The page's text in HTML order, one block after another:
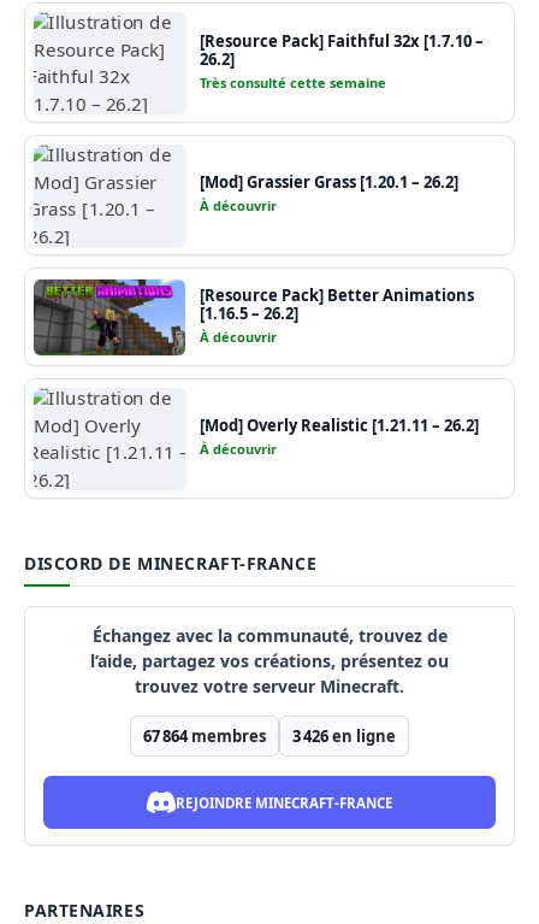
[Resource Pack] Faithful 32x [1.7.10 –
26.2]
Très consulté cette semaine
[Mod] Grassier Grass [1.20.1 – 26.2]
À découvrir
[Resource Pack] Better Animations
[1.16.5 – 26.2]
À découvrir
[Mod] Overly Realistic [1.21.11 – 26.2]
À découvrir
DISCORD DE MINECRAFT-FRANCE
Échangez avec la communauté, trouvez de
l’aide, partagez vos créations, présentez ou
trouvez votre serveur Minecraft.
67 864membres 3 426en ligne
REJOINDRE MINECRAFT-FRANCE
PARTENAIRES